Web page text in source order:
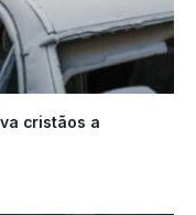
cristãos a